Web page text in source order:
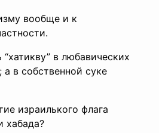
вообще и к
в любавических
а в собственной суке
израилького флага
хабада?